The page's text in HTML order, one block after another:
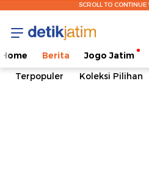
SCROLL TO CONTINUE
Home Berita Jogo Jatim
Terpopuler
Koleksi Pilihan